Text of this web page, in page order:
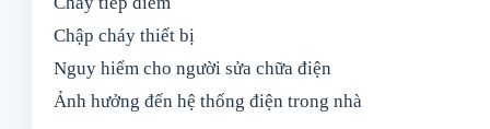
Chập cháy thiết bị
Nguy hiểm cho người sửa chữa điện
Ảnh hưởng đến hệ thống điện trong nhà